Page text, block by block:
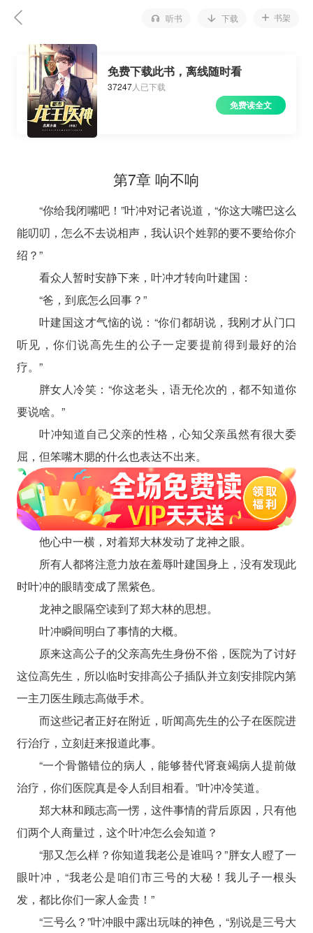
听书 下载 书架
免费下载此书，离线随时看
37247人已下载
免费读全文
第7章 响不响
“你给我闭嘴吧！”叶冲对记者说道，“你这大嘴巴这么
能叨叨，怎么不去说相声，我认识个姓郭的要不要给你介
绍？”
看众人暂时安静下来，叶冲才转向叶建国：
“爸，到底怎么回事？”
叶建国这才气恼的说：“你们都胡说，我刚才从门口
听见，你们说高先生的公子一定要提前得到最好的治
疗。”
胖女人冷笑：“你这老头，语无伦次的，都不知道你
要说啥。”
叶冲知道自己父亲的性格，心知父亲虽然有很大委
屈，但笨嘴木腮的什么也表达不出来。
他心中一横，对着郑大林发动了龙神之眼。
所有人都将注意力放在羞辱叶建国身上，没有发现此
时叶冲的眼睛变成了黑紫色。
龙神之眼隔空读到了郑大林的思想。
叶冲瞬间明白了事情的大概。
原来这高公子的父亲高先生身份不俗，医院为了讨好
这位高先生，所以临时安排高公子插队并立刻安排院内第
一主刀医生顾志高做手术。
而这些记者正好在附近，听闻高先生的公子在医院进
行治疗，立刻赶来报道此事。
“一个骨骼错位的病人，能够替代肾衰竭病人提前做
治疗，你们医院真是令人刮目相看。”叶冲冷笑道。
郑大林和顾志高一愣，这件事情的背后原因，只有他
们两个人商量过，这个叶冲怎么会知道？
“那又怎么样？你知道我老公是谁吗？”胖女人瞪了一
眼叶冲，“我老公是咱们市三号的大秘！我儿子一根头
发，都比你们一家人金贵！”
“三号么？”叶冲眼中露出玩味的神色，“别说是三号大